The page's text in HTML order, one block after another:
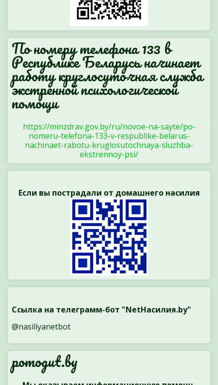
По номеру телефона 133 в
Республике Беларусь начинает
работу круглосуточная служба
экстренной психологической
помощи
https://minzdrav.gov.by/ru/novoe-na-sayte/po-
nomeru-telefona-133-v-respublike-belarus-
nachinaet-rabotu-kruglosutochnaya-sluzhba-
ekstrennoy-psi/
Если вы пострадали от домашнего насилия
Ссылка на телеграмм-бот "NetНасилия.by"
@nasiliyanetbot
pomogut.by